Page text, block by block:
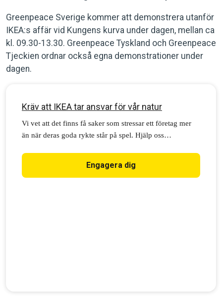
Greenpeace Sverige kommer att demonstrera utanför
IKEA:s affär vid Kungens kurva under dagen, mellan ca
kl. 09.30-13.30. Greenpeace Tyskland och Greenpeace
Tjeckien ordnar också egna demonstrationer under
dagen.
Kräv att IKEA tar ansvar för vår natur
Vi vet att det finns få saker som stressar ett företag mer
än när deras goda rykte står på spel. Hjälp oss
koncernchef för Inter IKEA, om den här fantastiska
möjligheten: Att gå i bräschen för de politiska steg som
Engagera dig